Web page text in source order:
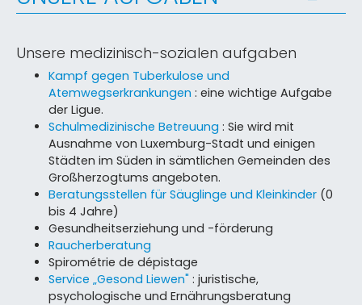
Unsere medizinisch-sozialen aufgaben
Kampf gegen Tuberkulose und
Atemwegserkrankungen : eine wichtige Aufgabe
der Ligue.
Schulmedizinische Betreuung : Sie wird mit
Ausnahme von Luxemburg-Stadt und einigen
Städten im Süden in sämtlichen Gemeinden des
Großherzogtums angeboten.
Beratungsstellen für Säuglinge und Kleinkinder (0
bis 4 Jahre)
Gesundheitserziehung und -förderung
Raucherberatung
Spirométrie de dépistage
Service „Gesond Liewen" : juristische,
psychologische und Ernährungsberatung